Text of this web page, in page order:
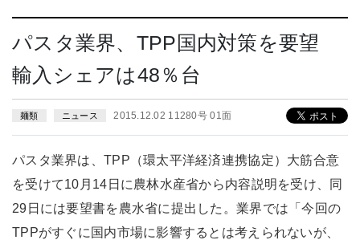
パスタ業界、TPP国内対策を要望
輸入シェアは48％台
麺類 ニュース 2015.12.02 11280号 01面
パスタ業界は、TPP（環太平洋経済連携協定）大筋合意
を受けて10月14日に農林水産省から内容説明を受け、同
29日には要望書を農水省に提出した。業界では「今回の
TPPがすぐに国内市場に影響するとは考えられないが、